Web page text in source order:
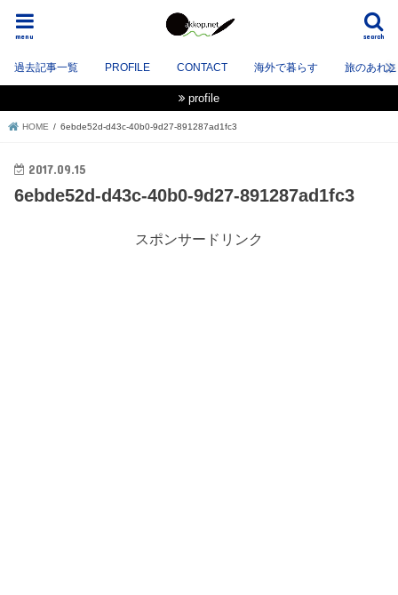
search
menu
過去記事一覧 PROFILE CONTACT 海外で暮らす 旅のあれ
profile
HOME 6ebde52d-d43c-40b0-9d27-891287ad1fc3
2017.09.15
6ebde52d-d43c-40b0-9d27-891287ad1fc3
スポンサードリンク